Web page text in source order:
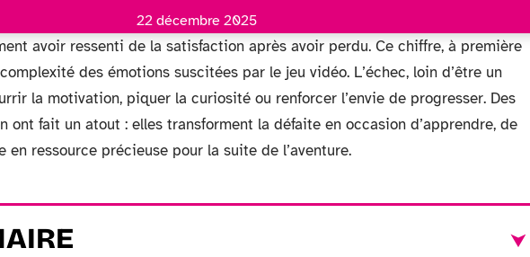
22 décembre 2025
avoir ressenti de la satisfaction après avoir perdu. Ce chiffre, à première
des émotions suscitées par le jeu vidéo. L’échec, loin d’être un
la motivation, piquer la curiosité ou renforcer l’envie de progresser. Des
ont fait un atout : elles transforment la défaite en occasion d’apprendre, de
en ressource précieuse pour la suite de l’aventure.